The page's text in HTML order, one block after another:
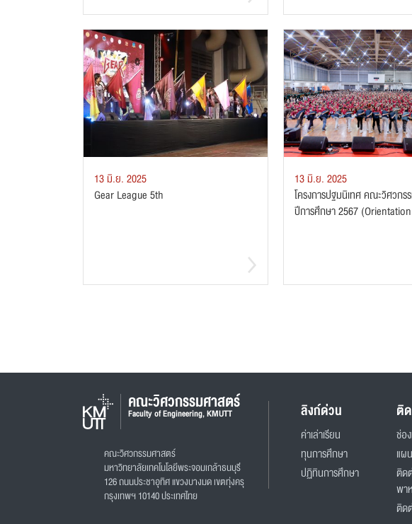
13 มิ.ย. 2025
Gear League 5th
13 มิ.ย. 2025
โครงการปฐมนิเทศ คณะวิศวกร
ปีการศึกษา 2567
คณะวิศวกรรมศาสตร์
Faculty of Engineering, KMUTT
คณะวิศวกรรมศาสตร์
มหาวิทยาลัยเทคโนโลยีพระจอมเกล้าธนบุรี
126 ถนนประชาอุทิศ แขวงบางมด เขตทุ่งครุ
กรุงเทพฯ 10140 ประเทศไทย
ลิงก์ด่วน
ค่าเล่าเรียน
ทุนการศึกษา
ปฏิทินการศึกษา
ติ
ช่อ
แผ
ติด
พา
ติด